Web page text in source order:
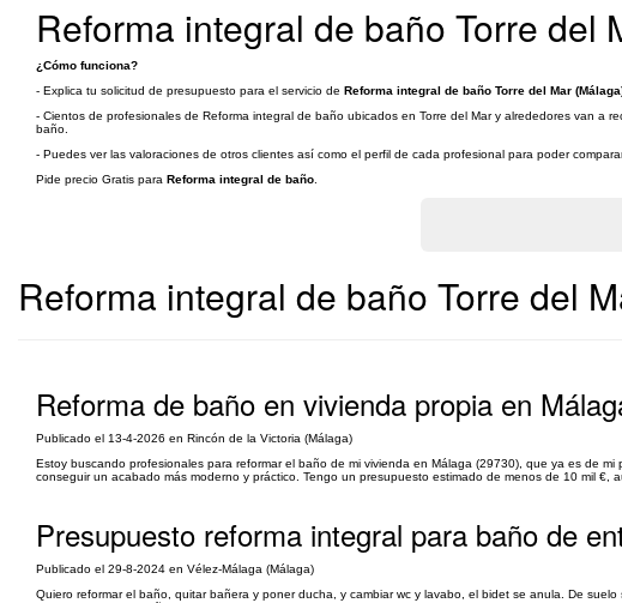
Reforma integral de baño Torre del
¿Cómo funciona?
- Explica tu solicitud de presupuesto para el servicio de Reforma integral de baño Torre del Mar
- Cientos de profesionales de Reforma integral de baño ubicados en Torre del Mar y alrededores van
baño.
- Puedes ver las valoraciones de otros clientes así como el perfil de cada profesional para poder
Pide precio Gratis para Reforma integral de baño
Reforma integral de baño Torre del
Reforma de baño en vivienda propia en
Publicado el 13-4-2026 en Rincón de la Victoria (Málaga)
Estoy buscando profesionales para reformar el baño de mi vivienda en Málaga (29730), que ya es de
conseguir un acabado más moderno y práctico. Tengo un presupuesto estimado de menos de 10 mil
Presupuesto reforma integral para baño de
Publicado el 29-8-2024 en Vélez-Málaga (Málaga)
Quiero reformar el baño, quitar bañera y poner ducha, y cambiar wc y lavabo, el bidet se anula. De